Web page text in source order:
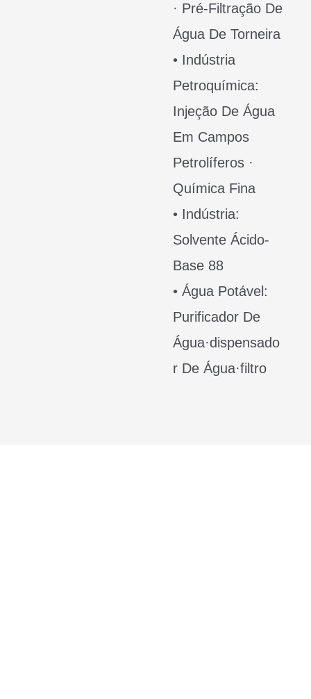
· Pré-Filtração De
Água De Torneira
• Indústria
Petroquímica:
Injeção De Água
Em Campos
Petrolíferos ·
Química Fina
• Indústria:
Solvente Ácido-
Base 88
• Água Potável:
Purificador De
Água·dispensado
R De Água·filtro